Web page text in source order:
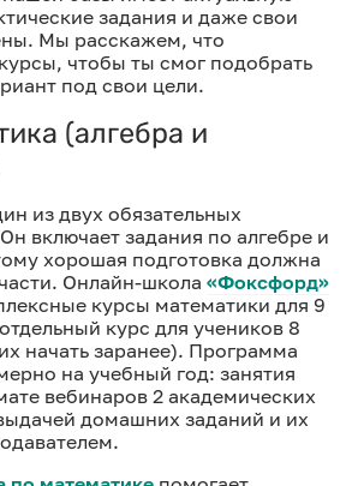
задания и даже свои
Мы расскажем, что
чтобы ты смог подобрать
под свои цели.
(алгебра и
из двух обязательных
включает задания по алгебре и
хорошая подготовка должна
Онлайн-школа «Фоксфорд»
курсы математики для 9
курс для учеников 8
начать заранее). Программа
на учебный год: занятия
вебинаров 2 академических
домашних заданий и их